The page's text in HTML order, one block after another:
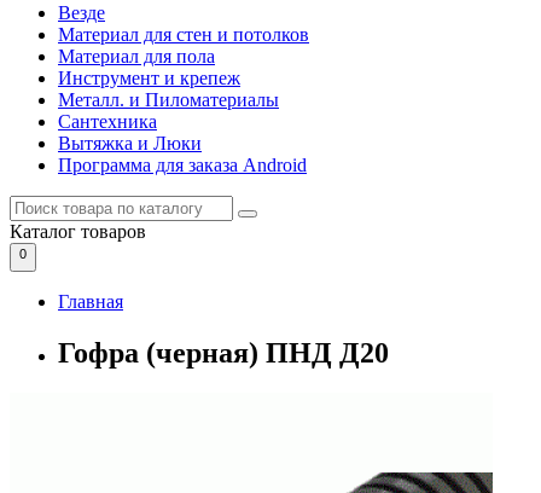
Везде
Материал для стен и потолков
Материал для пола
Инструмент и крепеж
Металл. и Пиломатериалы
Сантехника
Вытяжка и Люки
Программа для заказа Android
Каталог товаров
0
Главная
Гофра (черная) ПНД Д20